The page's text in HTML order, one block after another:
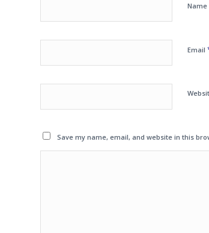
Name
Email
Save my name, email, and website in this